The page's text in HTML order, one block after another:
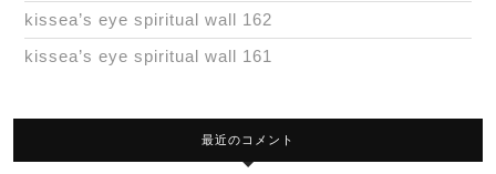
kissea’s eye spiritual wall 162
kissea’s eye spiritual wall 161
最近のコメント